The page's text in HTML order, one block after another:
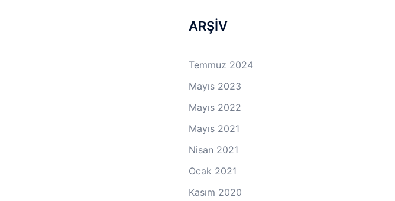
ARŞİV
Temmuz 2024
Mayıs 2023
Mayıs 2022
Mayıs 2021
Nisan 2021
Ocak 2021
Kasım 2020